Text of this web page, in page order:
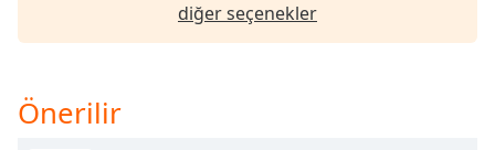
diğer seçenekler
Önerilir